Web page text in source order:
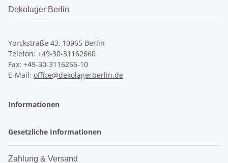
Dekolager Berlin
Yorckstraße 43, 10965 Berlin
Telefon: +49-30-31162660
Fax: +49-30-3116266-10
E-Mail: office@dekolagerberlin.de
Informationen
Gesetzliche Informationen
Zahlung & Versand